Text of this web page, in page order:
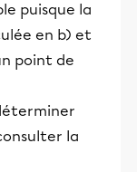
puisque la
en b) et
point de
la